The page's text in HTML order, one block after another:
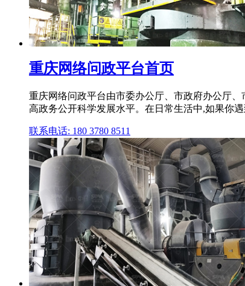
重庆网络问政平台首页
重庆网络问政平台由市委办公厅、市政府办公厅
高政务公开科学发展水平。在日常生活中,如果你
联系电话: 180 3780 8511